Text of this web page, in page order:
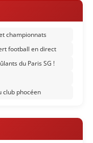
championnats
football en direct
du Paris SG !
club phocéen